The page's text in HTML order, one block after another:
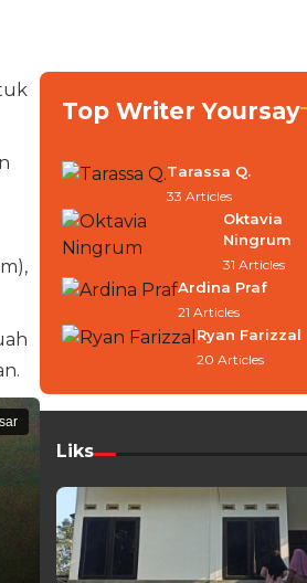
Top Writer Yoursay
Tarassa Q.
33 Articles
Oktavia
Ningrum
31 Articles
Ardina Praf
21 Articles
Ryan Farizzal
20 Articles
Liks